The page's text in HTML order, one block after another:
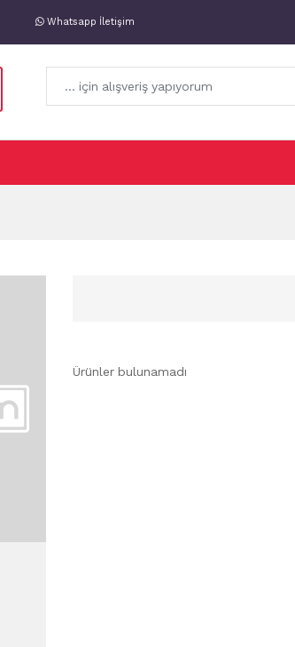
Whatsapp İletişim
Ürünler bulunamadı